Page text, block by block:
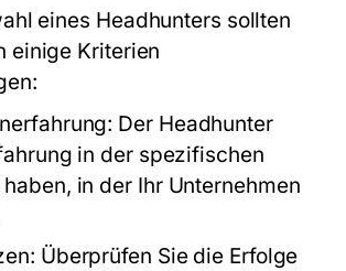
eines Headhunters sollten
einige Kriterien
Der Headhunter
in der spezifischen
in der Ihr Unternehmen
Überprüfen Sie die Erfolge